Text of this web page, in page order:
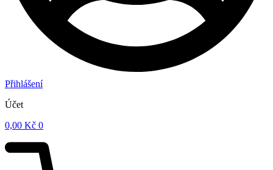
Přihlášení
Účet
0,00 Kč 0